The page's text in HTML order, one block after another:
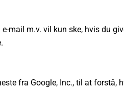
mail m.v. vil kun ske, hvis du
fra Google, Inc., til at